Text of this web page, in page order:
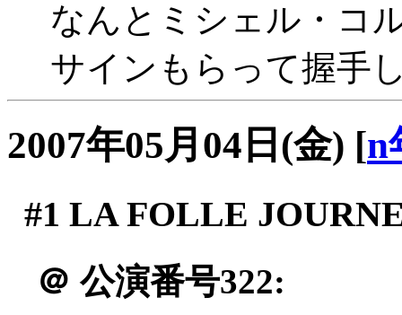
なんとミシェル・コ
サインもらって握手
2007年05月04日(金) [n
#1 LA FOLLE
＠ 公演番号322: